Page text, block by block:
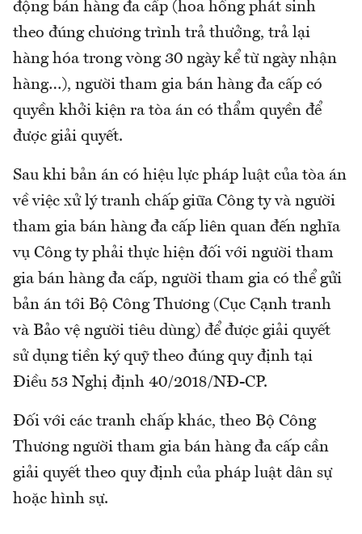
động bán hàng đa cấp (hoa hồng phát sinh
theo đúng chương trình trả thưởng, trả lại
hàng hóa trong vòng 30 ngày kể từ ngày nhận
hàng…), người tham gia bán hàng đa cấp có
quyền khởi kiện ra tòa án có thẩm quyền để
được giải quyết.
Sau khi bản án có hiệu lực pháp luật của tòa án
về việc xử lý tranh chấp giữa Công ty và người
tham gia bán hàng đa cấp liên quan đến nghĩa
vụ Công ty phải thực hiện đối với người tham
gia bán hàng đa cấp, người tham gia có thể gửi
bản án tới Bộ Công Thương (Cục Cạnh tranh
và Bảo vệ người tiêu dùng) để được giải quyết
sử dụng tiền ký quỹ theo đúng quy định tại
Điều 53 Nghị định 40/2018/NĐ-CP.
Đối với các tranh chấp khác, theo Bộ Công
Thương người tham gia bán hàng đa cấp cần
giải quyết theo quy định của pháp luật dân sự
hoặc hình sự.